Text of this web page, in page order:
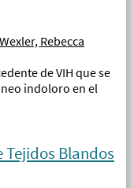
Rebecca
de VIH que se
indoloro en el
Blandos